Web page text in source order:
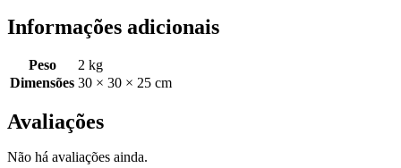
Informações adicionais
Peso
2 kg
Dimensões 30 × 30 × 25 cm
Avaliações
Não há avaliações ainda.